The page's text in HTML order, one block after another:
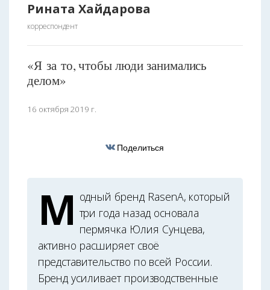
Рината Хайдарова
корреспондент
«Я за то, чтобы люди занимались
делом»
16 октября 2019 г.
Поделиться
М одный бренд RasenA, который
три года назад основала
пермячка Юлия Сунцева,
активно расширяет своё
представительство по всей России.
Бренд усиливает производственные